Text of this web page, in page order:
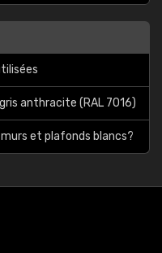
anthracite (RAL 7016)
murs et plafonds blancs?